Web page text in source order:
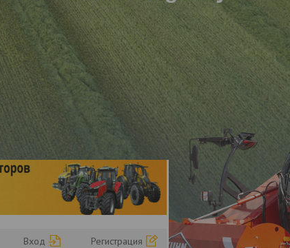
Вход Регистрация